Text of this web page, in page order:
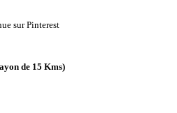
sur Pinterest
de 15 Kms)